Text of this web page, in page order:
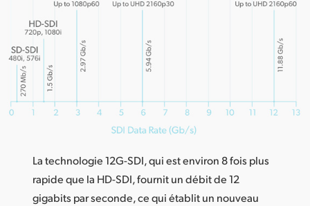
Poland
Portugal
Singapore
Sweden
Chinese Taipei
La technologie 12G-SDI, qui est environ 8 fois plus
rapide que la HD-SDI, fournit un débit de 12
gigabits par seconde, ce qui établit un nouveau